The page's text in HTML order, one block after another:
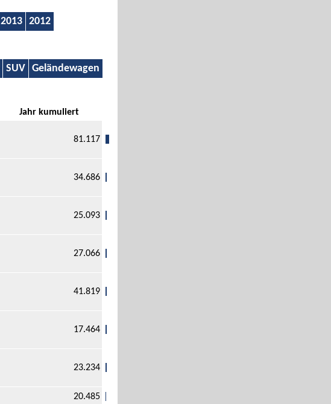
2013 2012
SUV
Geländewagen
Jahr kumuliert
81.117
34.686
25.093
27.066
41.819
17.464
23.234
20.485